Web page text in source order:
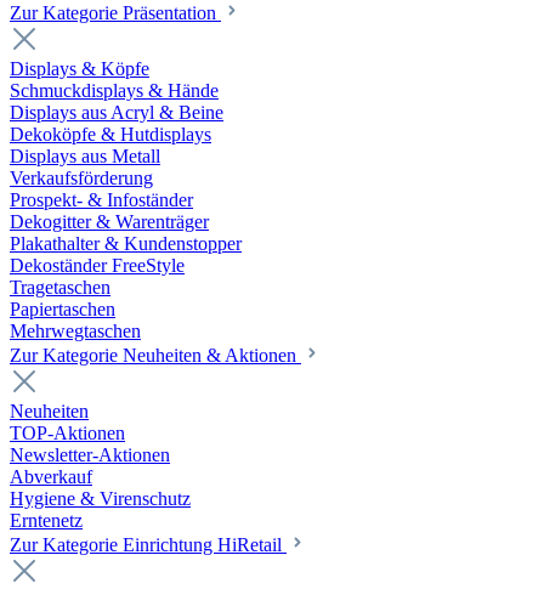
Zur Kategorie Präsentation
Displays & Köpfe
Schmuckdisplays & Hände
Displays aus Acryl & Beine
Dekoköpfe & Hutdisplays
Displays aus Metall
Verkaufsförderung
Prospekt- & Infoständer
Dekogitter & Warenträger
Plakathalter & Kundenstopper
Dekoständer FreeStyle
Tragetaschen
Papiertaschen
Mehrwegtaschen
Zur Kategorie Neuheiten & Aktionen
Neuheiten
TOP-Aktionen
Newsletter-Aktionen
Abverkauf
Hygiene & Virenschutz
Erntenetz
Zur Kategorie Einrichtung HiRetail